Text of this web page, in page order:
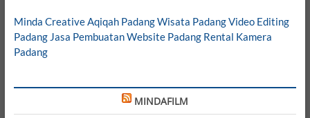
Minda CreativeAqiqah PadangWisata PadangVideo Editing
Padang Jasa Pembuatan Website Padang Rental Kamera
Padang
MINDAFILM